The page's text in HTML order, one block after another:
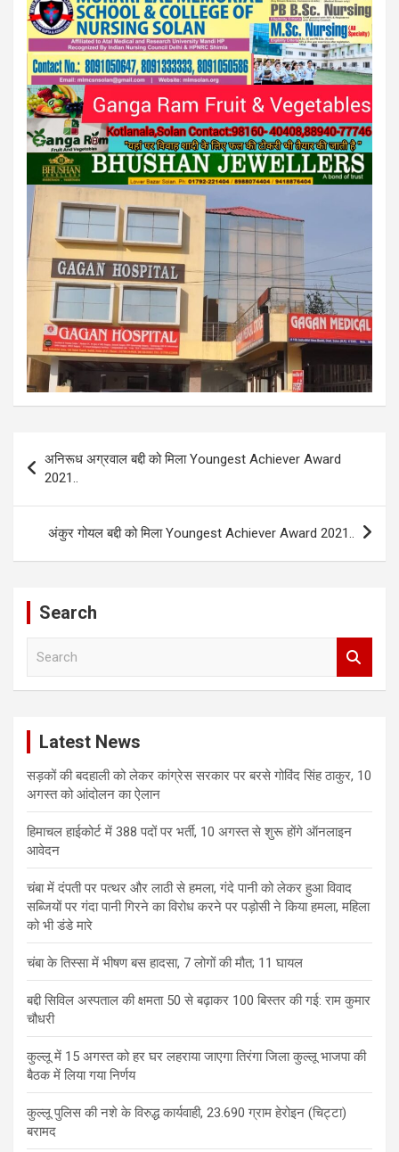
navigation
अनिरूध अग्रवाल बद्दी को मिला Youngest Achiever Award
2021..
अंकुर गोयल बद्दी को मिला Youngest Achiever Award 2021..
Search
Latest News
सड़कों की बदहाली को लेकर कांग्रेस सरकार पर बरसे गोविंद सिंह ठाकुर, 10
अगस्त को आंदोलन का ऐलान
हिमाचल हाईकोर्ट में 388 पदों पर भर्ती, 10 अगस्त से शुरू होंगे ऑनलाइन
आवेदन
चंबा में दंपती पर पत्थर और लाठी से हमला, गंदे पानी को लेकर हुआ विवाद
सब्जियों पर गंदा पानी गिरने का विरोध करने पर पड़ोसी ने किया हमला, महिला
को भी डंडे मारे
चंबा के तिस्सा में भीषण बस हादसा, 7 लोगों की मौत; 11 घायल
बद्दी सिविल अस्पताल की क्षमता 50 से बढ़ाकर 100 बिस्तर की गई: राम कुमार
चौधरी
कुल्लू में 15 अगस्त को हर घर लहराया जाएगा तिरंगा जिला कुल्लू भाजपा की
बैठक में लिया गया निर्णय
कुल्लू पुलिस की नशे के विरुद्ध कार्यवाही, 23.690 ग्राम हेरोइन (चिट्टा)
बरामद